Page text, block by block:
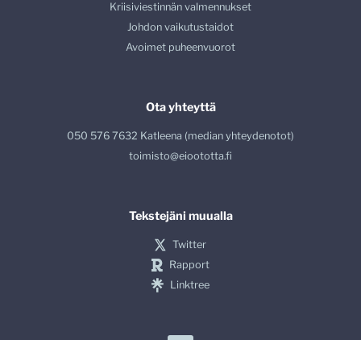
Kriisiviestinnän valmennukset
Johdon vaikutustaidot
Avoimet puheenvuorot
Ota yhteyttä
050 576 7632 Katleena (median yhteydenotot)
toimisto@eioototta.fi
Tekstejäni muualla
Twitter
Rapport
Linktree